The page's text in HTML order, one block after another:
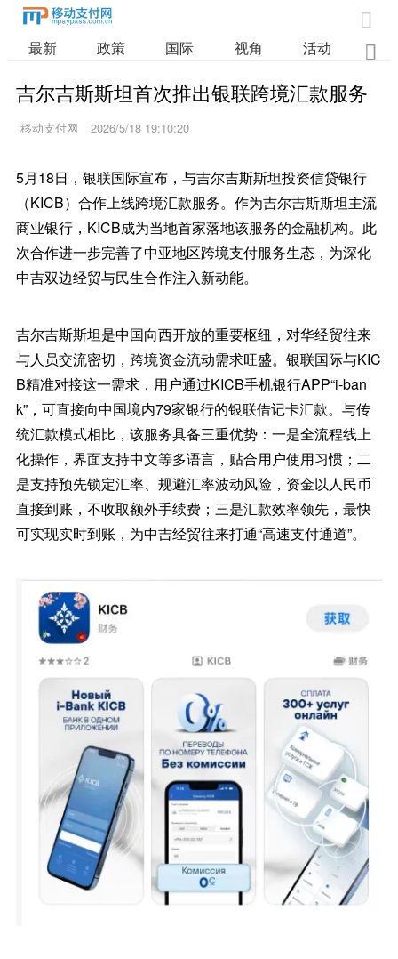

最新 政策 国际 视角 活动 业

吉尔吉斯斯坦首次推出银联跨境汇款服务
移动支付网 2026/5/18 19:10:20
5月18日，银联国际宣布，与吉尔吉斯斯坦投资信贷银行
（KICB）合作上线跨境汇款服务。作为吉尔吉斯斯坦主流
商业银行，KICB成为当地首家落地该服务的金融机构。此
次合作进一步完善了中亚地区跨境支付服务生态，为深化
中吉双边经贸与民生合作注入新动能。
吉尔吉斯斯坦是中国向西开放的重要枢纽，对华经贸往来
与人员交流密切，跨境资金流动需求旺盛。银联国际与KIC
B精准对接这一需求，用户通过KICB手机银行APP“i-ban
k”，可直接向中国境内79家银行的银联借记卡汇款。与传
统汇款模式相比，该服务具备三重优势：一是全流程线上
化操作，界面支持中文等多语言，贴合用户使用习惯；二
是支持预先锁定汇率、规避汇率波动风险，资金以人民币
直接到账，不收取额外手续费；三是汇款效率领先，最快
可实现实时到账，为中吉经贸往来打通“高速支付通道”。